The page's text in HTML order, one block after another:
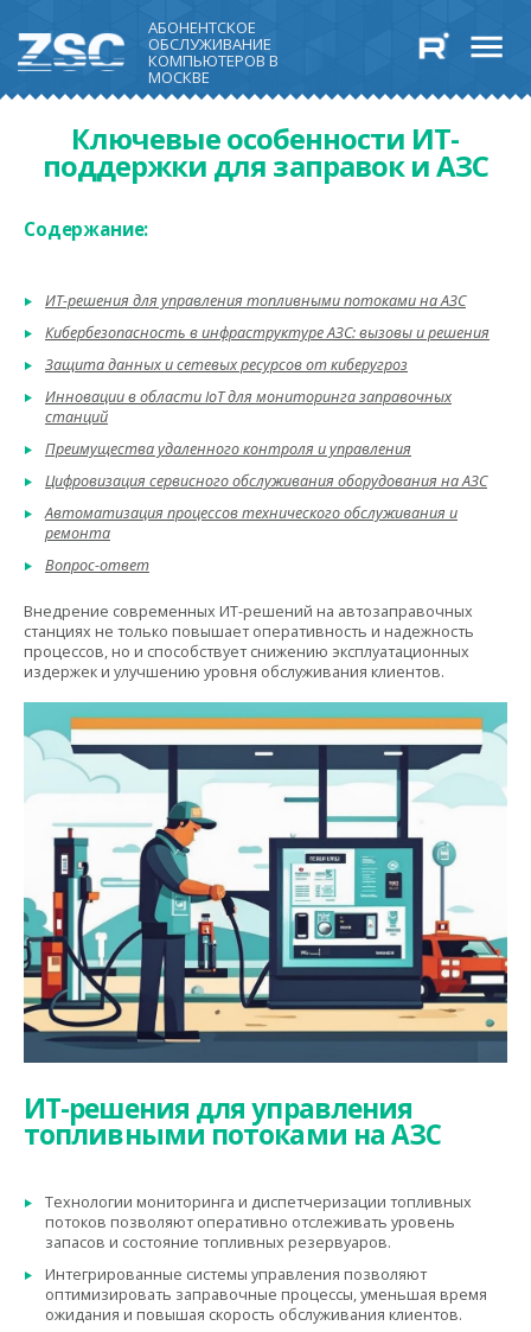
АБОНЕНТСКОЕ
ОБСЛУЖИВАНИЕ
КОМПЬЮТЕРОВ В
МОСКВЕ
Ключевые особенности ИТ-
поддержки для заправок и АЗС
Содержание:
ИТ-решения для управления топливными потоками на АЗС
Кибербезопасность в инфраструктуре АЗС: вызовы и решения
Защита данных и сетевых ресурсов от киберугроз
Инновации в области IoT для мониторинга заправочных
станций
Преимущества удаленного контроля и управления
Цифровизация сервисного обслуживания оборудования на АЗС
Автоматизация процессов технического обслуживания и
ремонта
Вопрос-ответ
Внедрение современных ИТ-решений на автозаправочных
станциях не только повышает оперативность и надежность
процессов, но и способствует снижению эксплуатационных
издержек и улучшению уровня обслуживания клиентов.
ИТ-решения для управления
топливными потоками на АЗС
Технологии мониторинга и диспетчеризации топливных
потоков позволяют оперативно отслеживать уровень
запасов и состояние топливных резервуаров.
Интегрированные системы управления позволяют
оптимизировать заправочные процессы, уменьшая время
ожидания и повышая скорость обслуживания клиентов.